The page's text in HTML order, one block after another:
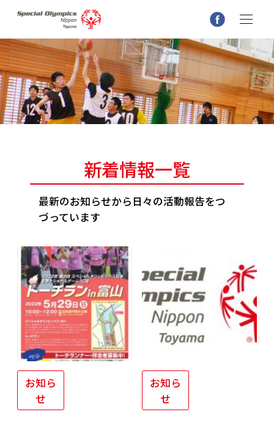
新着情報一覧
最新のお知らせから日々の活動報告をつ
づっています
お知ら
せ
お知ら
せ